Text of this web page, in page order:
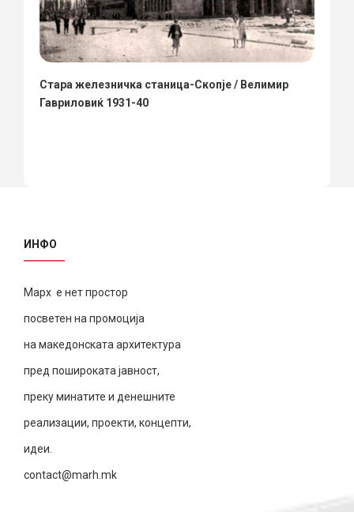
Стара железничка станица-Скопје / Велимир
Гавриловиќ 1931-40
ИНФО
Марх е нет простор
посветен на промоција
на македонската архитектура
пред пошироката јавност,
преку минатите и денешните
реализации, проекти, концепти,
идеи.
contact@marh.mk